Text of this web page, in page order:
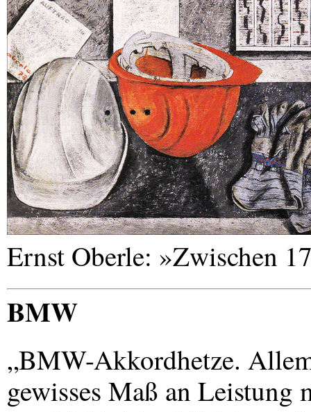
Ernst Oberle: »Zwischen
BMW
„BMW-Akkordhetze.
gewisses Maß an